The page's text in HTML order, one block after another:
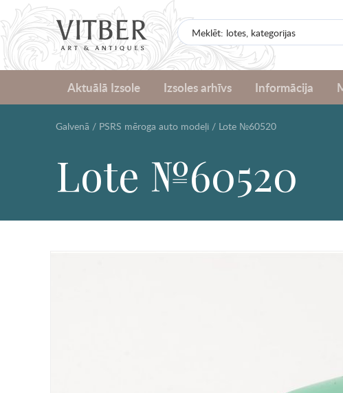
Aktuālā Izsole Izsoles arhīvs Informācija
Galvenā / PSRS mēroga auto modeļi / Lote №60520
Lote №60520